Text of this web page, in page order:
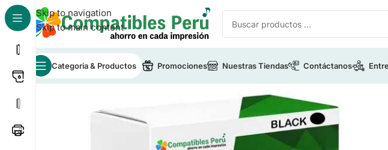
Skip to navigation
Skip to main content
Categoria & Productos Promociones Nuestras Tiendas Contáctanos
Inicio/Toner para Impresoras